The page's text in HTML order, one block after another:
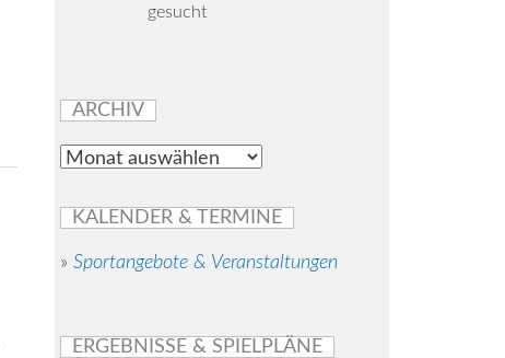
gesucht
ARCHIV
Archiv
KALENDER & TERMINE
»Sportangebote & Veranstaltungen
ERGEBNISSE & SPIELPLÄNE